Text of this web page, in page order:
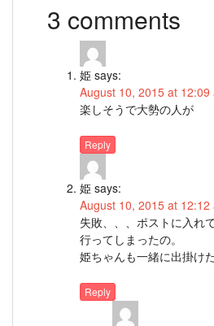
3 comments
姫 says:
August 10, 2015 at 12:09
楽しそうで大勢の人が
Reply
姫 says:
August 10, 2015 at 12:12
失敗、、、ポストに入れ
行ってしまったの。
姫ちゃんも一緒に出掛け
Reply